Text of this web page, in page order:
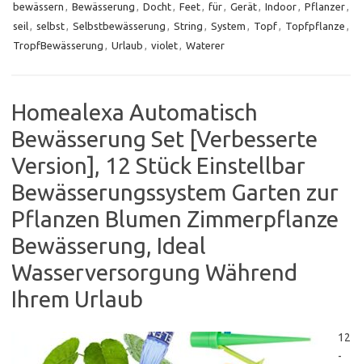
bewässern , Bewässerung , Docht, Feet, für, Gerät, Indoor, Pflanzer,
seil, selbst, Selbstbewässerung , String , System , Topf, Topfpflanze ,
TropfBewässerung , Urlaub , violet, Waterer
Homealexa Automatisch
Bewässerung Set [Verbesserte
Version], 12 Stück Einstellbar
Bewässerungssystem Garten zur
Pflanzen Blumen Zimmerpflanze
Bewässerung, Ideal
Wasserversorgung Während
Ihrem Urlaub
12
-